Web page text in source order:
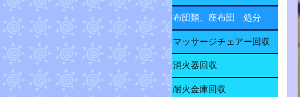
布団類、座布団 処分
マッサージチェアー回収
消火器回収
耐火金庫回収